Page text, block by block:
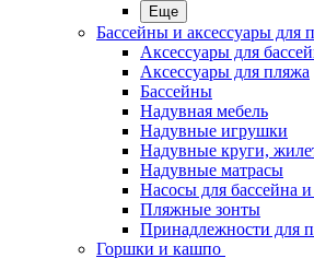
Еще
Бассейны и аксессуары для
Аксессуары для
Аксессуары для пляжа
Бассейны
Надувная мебель
Надувные игрушки
Надувные круги,
Надувные матрасы
Насосы для бассейна
Пляжные зонты
Принадлежности для
Горшки и кашпо